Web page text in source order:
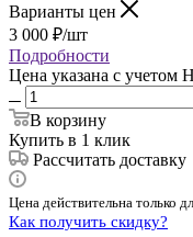
Варианты цен
3 000 ₽/шт
Подробности
Цена указана с учетом
В корзину
Купить в 1 клик
Рассчитать доставку
Цена действительна только
Как получить скидку?